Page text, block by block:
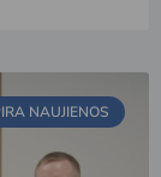
NAUJIENOS